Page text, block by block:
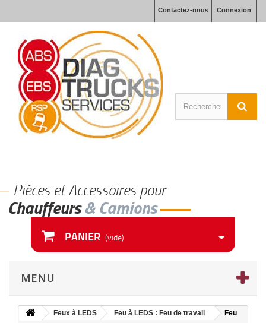
Connexion
Contactez-nous
Pièces et Accessoires pour
& Camions
PANIER (vide)
MENU
Feux à LEDS Feu à LEDS : Feu de travail
Feu